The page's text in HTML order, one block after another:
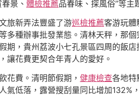
景、 體檢推薦品春味、探風俗”等主
旅新弄法豐盛了游巡檢推薦客游玩體
多種辦事批發業態。清林天秤，那
期，貴州荔波小七孔景區四周的飯
讓花費更契合年青人的愛好。
花費。清明節假期， 健康檢查各地特
氣低落，露營搜刮量同比增加132%